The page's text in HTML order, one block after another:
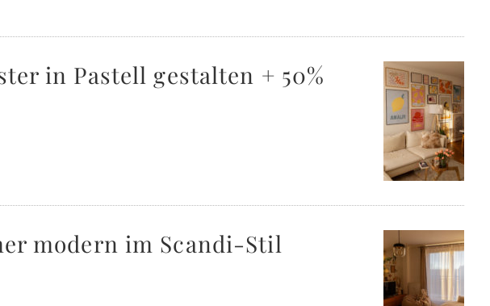
in Pastell gestalten + 50%
modern im Scandi-Stil